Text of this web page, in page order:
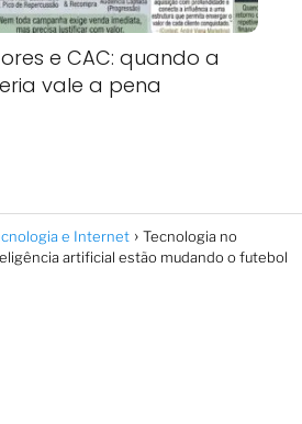
e CAC: quando a
vale a pena
e Internet
Tecnologia no
artificial estão mudando o futebol